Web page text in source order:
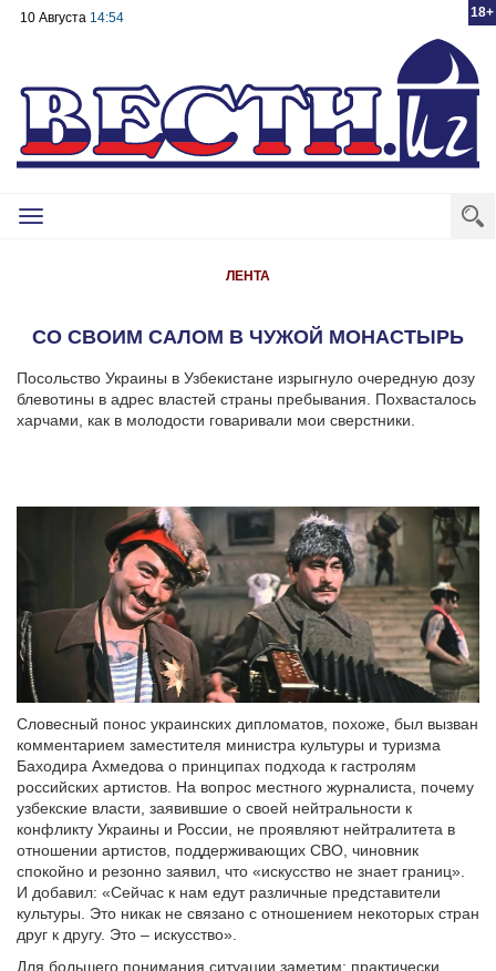
18+
10 Августа 14:54
Toggle
ЛЕНТА
СО СВОИМ САЛОМ В ЧУЖОЙ МОНАСТЫРЬ
Посольство Украины в Узбекистане изрыгнуло очередную дозу
блевотины в адрес властей страны пребывания. Похвасталось
харчами, как в молодости говаривали мои сверстники.
Словесный понос украинских дипломатов, похоже, был вызван
комментарием заместителя министра культуры и туризма
Баходира Ахмедова о принципах подхода к гастролям
российских артистов. На вопрос местного журналиста, почему
узбекские власти, заявившие о своей нейтральности к
конфликту Украины и России, не проявляют нейтралитета в
отношении артистов, поддерживающих СВО, чиновник
спокойно и резонно заявил, что «искусство не знает границ».
И добавил: «Сейчас к нам едут различные представители
культуры. Это никак не связано с отношением некоторых стран
друг к другу. Это – искусство».
Для большего понимания ситуации заметим: практически